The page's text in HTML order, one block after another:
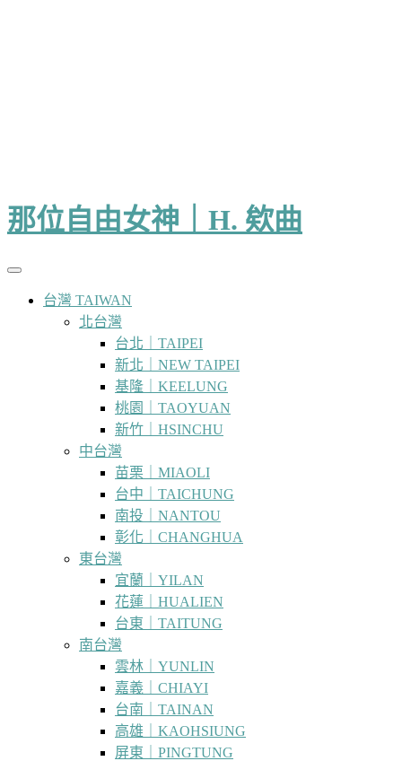
那位自由女神｜H. 欸曲
台灣 TAIWAN
北台灣
台北｜TAIPEI
新北｜NEW TAIPEI
基隆｜KEELUNG
桃園｜TAOYUAN
新竹｜HSINCHU
中台灣
苗栗｜MIAOLI
台中｜TAICHUNG
南投｜NANTOU
彰化｜CHANGHUA
東台灣
宜蘭｜YILAN
花蓮｜HUALIEN
台東｜TAITUNG
南台灣
雲林｜YUNLIN
嘉義｜CHIAYI
台南｜TAINAN
高雄｜KAOHSIUNG
屏東｜PINGTUNG